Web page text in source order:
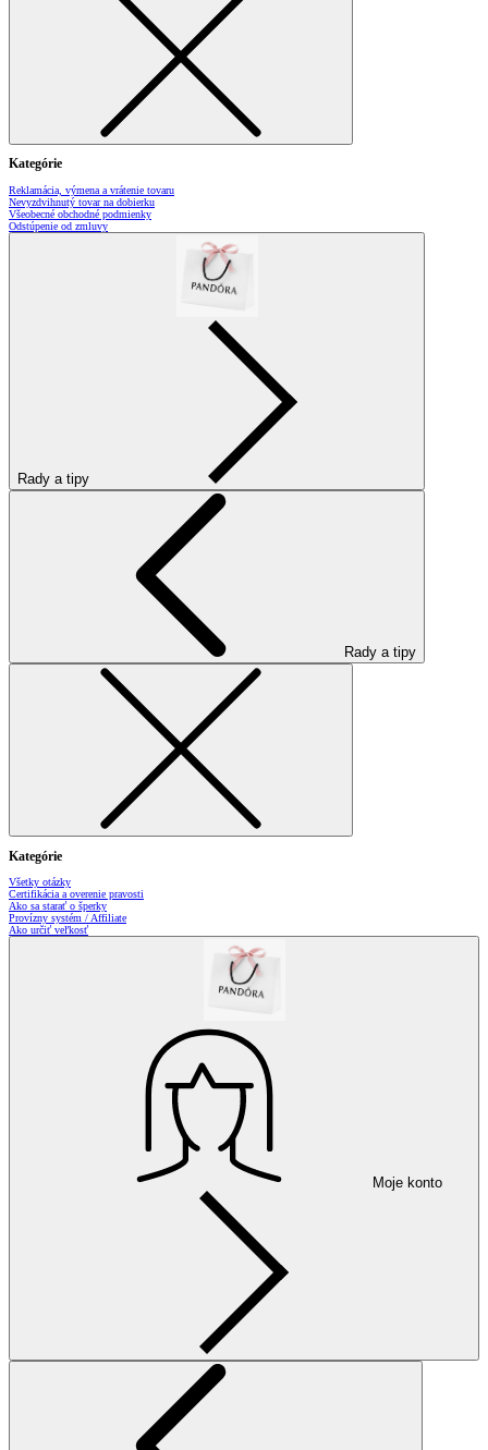
Kategórie
Reklamácia, výmena a vrátenie tovaru
Nevyzdvihnutý tovar na dobierku
Všeobecné obchodné podmienky
Odstúpenie od zmluvy
Rady a tipy
Rady a tipy
Kategórie
Všetky otázky
Certifikácia a overenie pravosti
Ako sa starať o šperky
Provízny systém / Affiliate
Ako určiť veľkosť
Moje konto